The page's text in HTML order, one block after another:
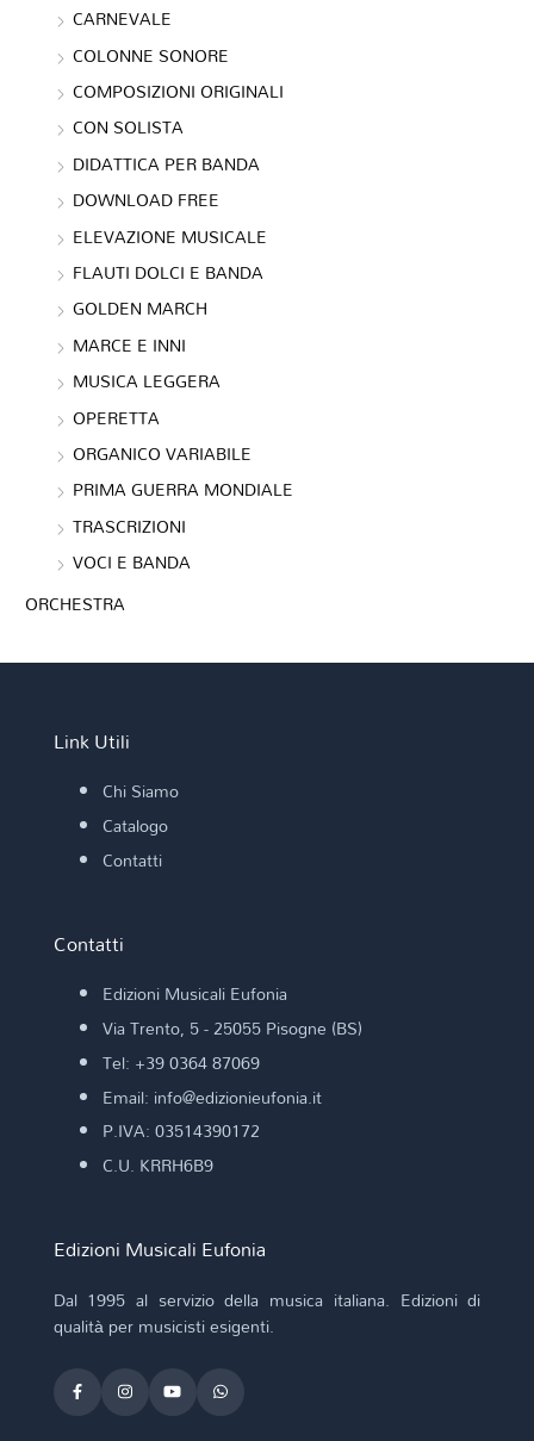
CARNEVALE
COLONNE SONORE
COMPOSIZIONI ORIGINALI
CON SOLISTA
DIDATTICA PER BANDA
DOWNLOAD FREE
ELEVAZIONE MUSICALE
FLAUTI DOLCI E BANDA
GOLDEN MARCH
MARCE E INNI
MUSICA LEGGERA
OPERETTA
ORGANICO VARIABILE
PRIMA GUERRA MONDIALE
TRASCRIZIONI
VOCI E BANDA
ORCHESTRA
Link Utili
Chi Siamo
Catalogo
Contatti
Contatti
Edizioni Musicali Eufonia
Via Trento, 5 - 25055 Pisogne (BS)
Tel: +39 0364 87069
Email: info@edizionieufonia.it
P.IVA: 03514390172
C.U. KRRH6B9
Edizioni Musicali Eufonia
Dal 1995 al servizio della musica italiana. Edizioni di
qualità per musicisti esigenti.